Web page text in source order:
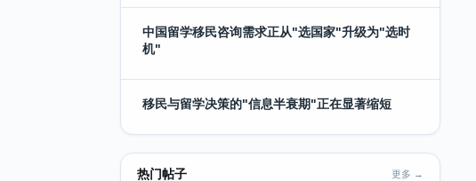
中国留学移民咨询需求正从"选国家"升级为"选时
机"
移民与留学决策的"信息半衰期"正在显著缩短
热门帖子 更多 →